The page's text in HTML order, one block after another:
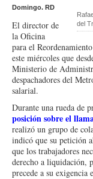
del
Domingo. RD
El director de
la Oficina
para el
este miércoles que
Ministerio de
despachadores del
salarial.
Durante una rueda de
posición sobre el
realizó un grupo de
indicó que su petición
que los trabajadores
derecho a liquidación,
precede a su exigencia